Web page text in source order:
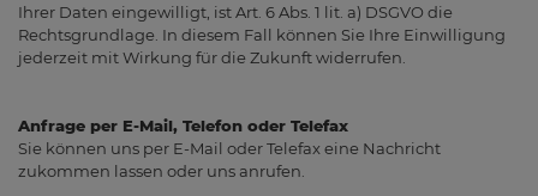
Ihrer Daten eingewilligt, ist Art. 6 Abs. 1 lit. a) DSGVO die
Rechtsgrundlage. In diesem Fall können Sie Ihre Einwilligung
jederzeit mit Wirkung für die Zukunft widerrufen.
Anfrage per E-Mail, Telefon oder Telefax
Sie können uns per E-Mail oder Telefax eine Nachricht
zukommen lassen oder uns anrufen.